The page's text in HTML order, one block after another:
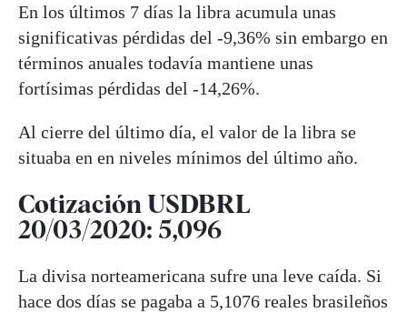
En los últimos 7 días la libra acumula unas
significativas pérdidas del -9,36% sin embargo en
términos anuales todavía mantiene unas
fortísimas pérdidas del -14,26%.
Al cierre del último día, el valor de la libra se
situaba en en niveles mínimos del último año.
Cotización USDBRL
20/03/2020: 5,096
La divisa norteamericana sufre una leve caída. Si
hace dos días se pagaba a 5,1076 reales brasileños